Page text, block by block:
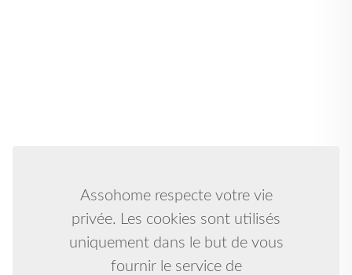
Assohome respecte votre vie
privée. Les cookies sont utilisés
uniquement dans le but de vous
fournir le service de